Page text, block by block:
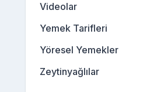
Videolar
Yemek Tarifleri
Yöresel Yemekler
Zeytinyağlılar